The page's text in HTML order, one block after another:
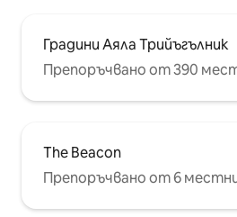
Градини Аяла Трийъгълник
Препоръчвано от 390
The Beacon
Препоръчвано от 6